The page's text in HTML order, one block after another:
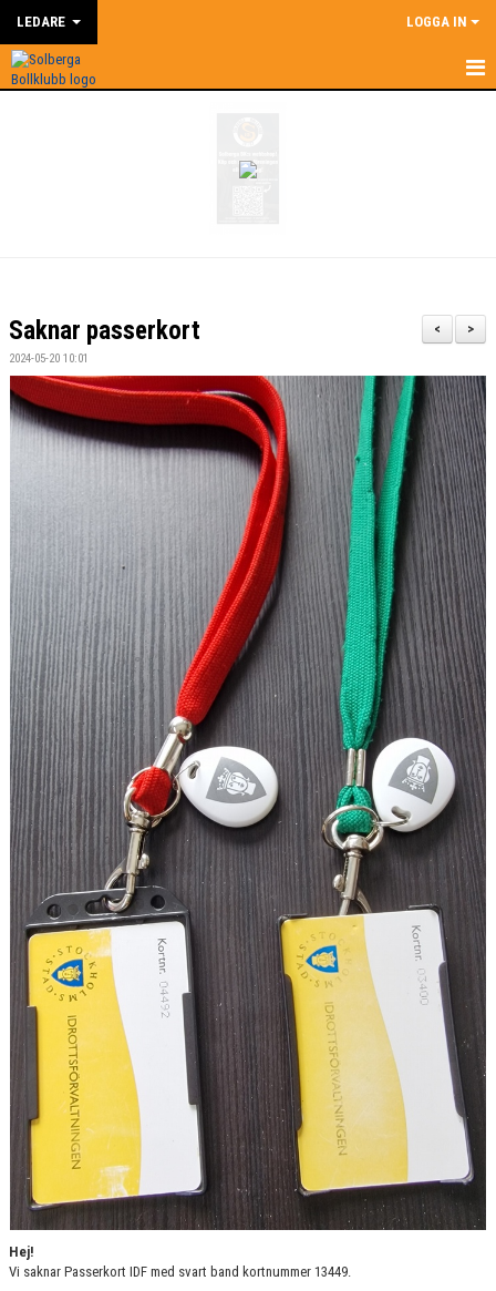
LEDARE LOGGA IN
DOKUMENT
KONTAKT
BILDGALLERI
>
<
Saknar passerkort
2024-05-20 10:01
Hej!
Vi saknar Passerkort IDF med svart band kortnummer 13449.